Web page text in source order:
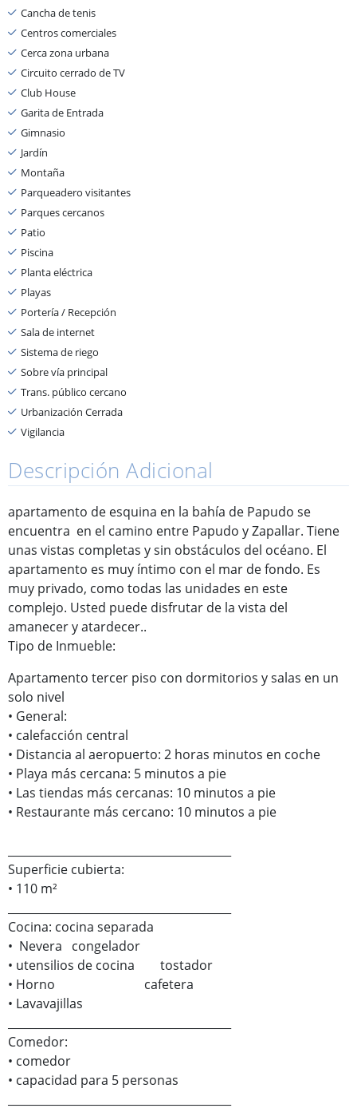
Cancha de tenis
Centros comerciales
Cerca zona urbana
Circuito cerrado de TV
Club House
Garita de Entrada
Gimnasio
Jardín
Montaña
Parqueadero visitantes
Parques cercanos
Patio
Piscina
Planta eléctrica
Playas
Portería / Recepción
Sala de internet
Sistema de riego
Sobre vía principal
Trans. público cercano
Urbanización Cerrada
Vigilancia
Descripción Adicional
apartamento de esquina en la bahía de Papudo se
encuentra en el camino entre Papudo y Zapallar. Tiene
unas vistas completas y sin obstáculos del océano. El
apartamento es muy íntimo con el mar de fondo. Es
muy privado, como todas las unidades en este
complejo. Usted puede disfrutar de la vista del
amanecer y atardecer..
Tipo de Inmueble:
Apartamento tercer piso con dormitorios y salas en un
solo nivel
• General:
• calefacción central
• Distancia al aeropuerto: 2 horas minutos en coche
• Playa más cercana: 5 minutos a pie
• Las tiendas más cercanas: 10 minutos a pie
• Restaurante más cercano: 10 minutos a pie
Superficie cubierta:
• 110 m²
Cocina: cocina separada
• Nevera congelador
• utensilios de cocina tostador
• Horno cafetera
• Lavavajillas
Comedor:
• comedor
• capacidad para 5 personas